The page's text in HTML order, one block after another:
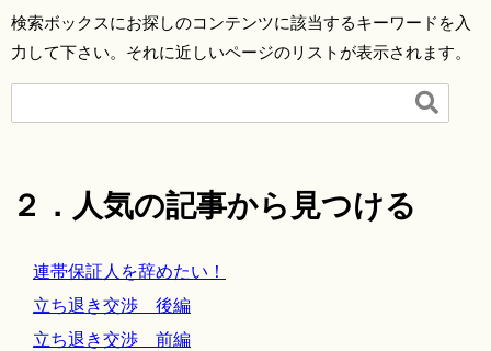
検索ボックスにお探しのコンテンツに該当するキーワードを入
力して下さい。それに近しいページのリストが表示されます。

２．人気の記事から見つける
連帯保証人を辞めたい！
立ち退き交渉 後編
立ち退き交渉 前編